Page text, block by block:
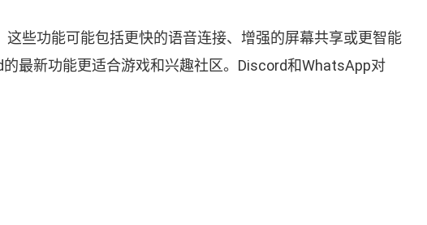
些功能可能包括更快的语音连接、增强的屏幕共享或更智能
最新功能更适合游戏和兴趣社区。Discord和WhatsApp对